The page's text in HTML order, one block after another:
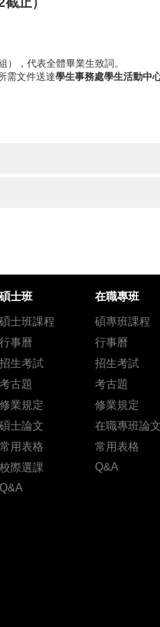
），代表全體畢業生致詞。
需文件送達學生事務處學生活動中
碩士班
碩士班課程
行事曆
招生考試
考古題
修業規定
碩士論文
常用表格
校際選課
Q&A
在職專班
碩專班課程
行事曆
招生考試
考古題
修業規定
在職專班論文
常用表格
Q&A